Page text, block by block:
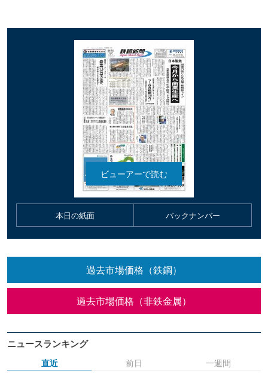
本日の紙面 バックナンバー
過去市場価格（鉄鋼）
過去市場価格（非鉄金属）
ニュースランキング
直近
前日 一週間